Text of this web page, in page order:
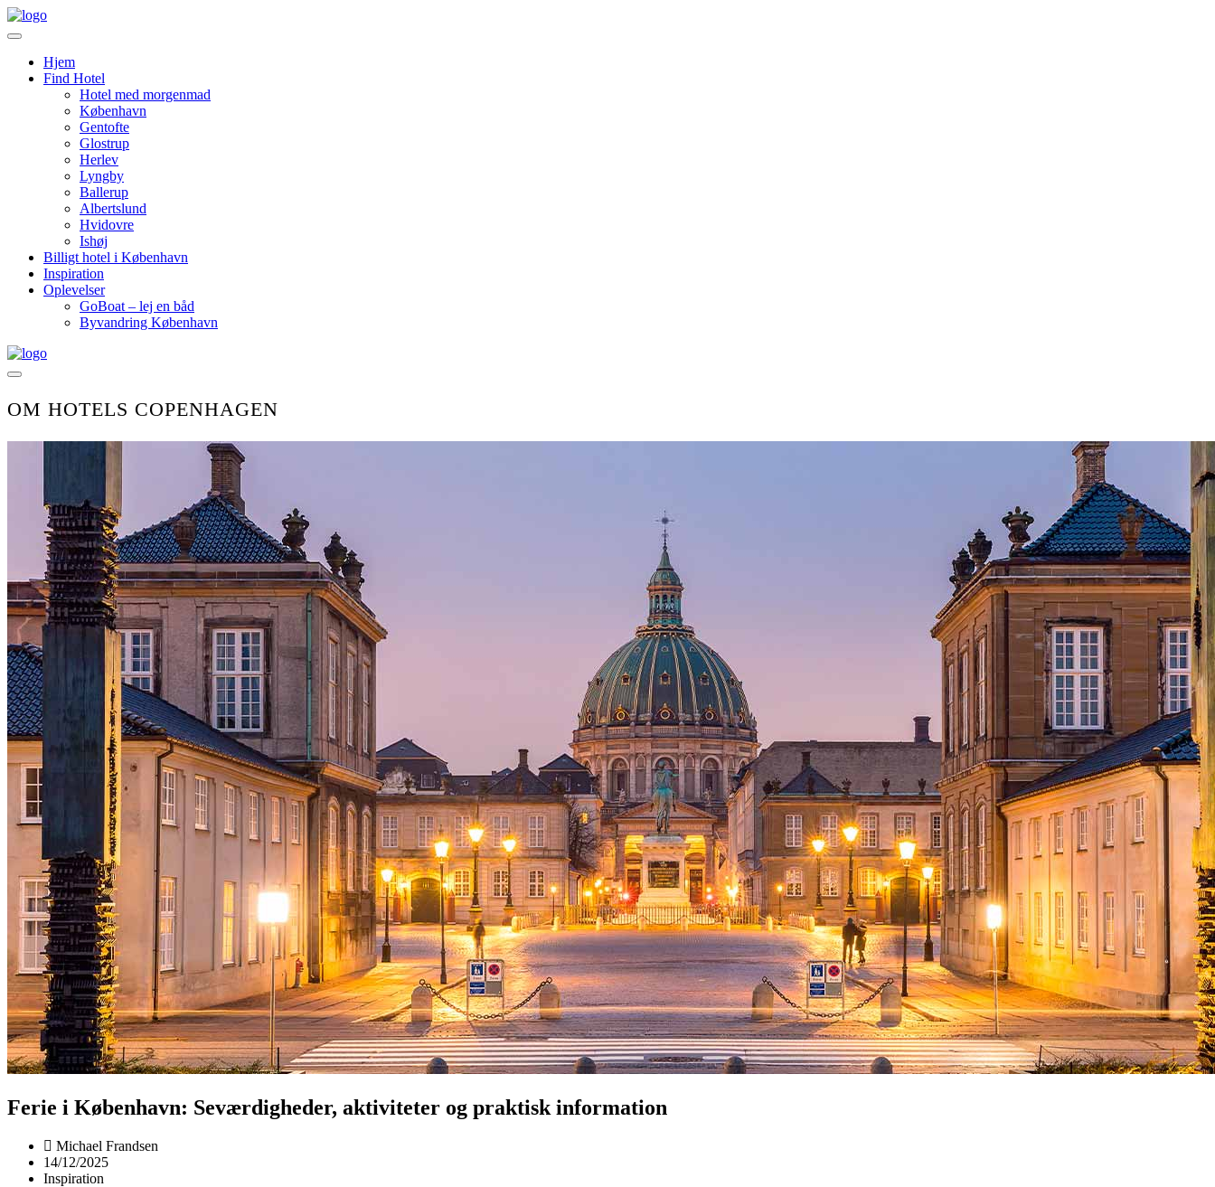
Videre
til
Hjem
Find Hotel
Hotel med morgenmad
København
Gentofte
Glostrup
Herlev
Lyngby
Ballerup
Albertslund
Hvidovre
Ishøj
Billigt hotel i København
Inspiration
Oplevelser
GoBoat – lej en båd
Byvandring København
OM HOTELS COPENHAGEN
Ferie i København: Seværdigheder, aktiviteter og praktisk information
Michael Frandsen
14/12/2025
Inspiration